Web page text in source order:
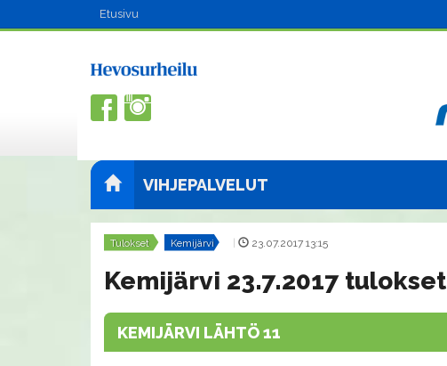
Etusivu
VIHJEPALVELUT
Tulokset Kemijärvi 23.07.2017 13:15
Kemijärvi 23.7.2017 tulokset
KEMIJÄRVI LÄHTÖ 11